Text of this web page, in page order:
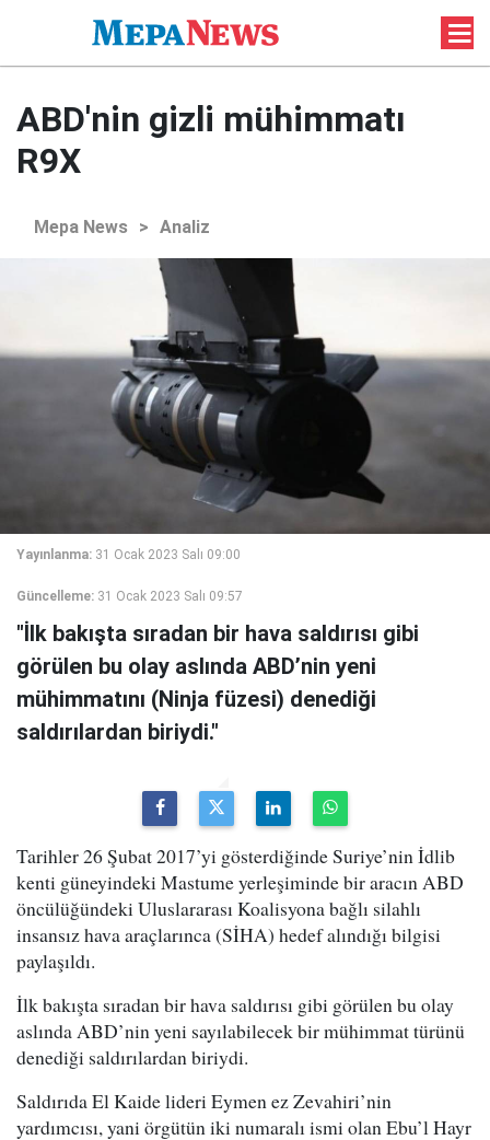
ABD'nin gizli mühimmatı
R9X
Mepa News > Analiz
Yayınlanma: 31 Ocak 2023 Salı 09:00
Güncelleme: 31 Ocak 2023 Salı 09:57
"İlk bakışta sıradan bir hava saldırısı gibi
görülen bu olay aslında ABD’nin yeni
mühimmatını (Ninja füzesi) denediği
saldırılardan biriydi."
Tarihler 26 Şubat 2017’yi gösterdiğinde Suriye’nin İdlib
kenti güneyindeki Mastume yerleşiminde bir aracın ABD
öncülüğündeki Uluslararası Koalisyona bağlı silahlı
insansız hava araçlarınca (SİHA) hedef alındığı bilgisi
paylaşıldı.
İlk bakışta sıradan bir hava saldırısı gibi görülen bu olay
aslında ABD’nin yeni sayılabilecek bir mühimmat türünü
denediği saldırılardan biriydi.
Saldırıda El Kaide lideri Eymen ez Zevahiri’nin
yardımcısı, yani örgütün iki numaralı ismi olan Ebu’l Hayr